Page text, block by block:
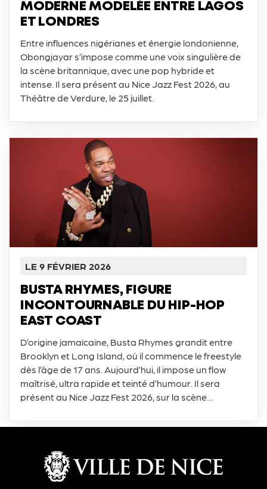
MODERNE MODELÉE ENTRE LAGOS
ET LONDRES
Entre influences nigérianes et énergie londonienne,
Obongjayar s’impose comme une voix singulière de
la scène britannique, avec une pop hybride et
intense. Il sera présent au Nice Jazz Fest 2026, au
Théâtre de Verdure, le 25 juillet.
LE 9 FÉVRIER 2026
BUSTA RHYMES, FIGURE
INCONTOURNABLE DU HIP-HOP
EAST COAST
D’origine jamaïcaine, Busta Rhymes grandit entre
Brooklyn et Long Island, où il commence le freestyle
dès l’âge de 17 ans. Aujourd’hui, il impose un flow
maîtrisé, ultra rapide et teinté d’humour. Il sera
présent au Nice Jazz Fest 2026, sur la scène